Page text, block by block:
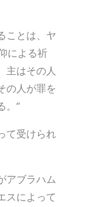
ことは、ヤ
による祈
主はその人
の人が罪を
。”
て受けられ
アブラハム
スによって